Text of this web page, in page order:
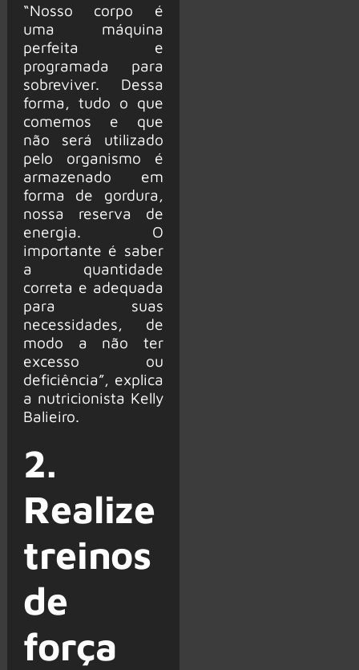
“Nosso corpo é
uma máquina
perfeita e
programada para
sobreviver. Dessa
forma, tudo o que
comemos e que
não será utilizado
pelo organismo é
armazenado em
forma de gordura,
nossa reserva de
energia. O
importante é saber
a quantidade
correta e adequada
para suas
necessidades, de
modo a não ter
excesso ou
deficiência”, explica
a nutricionista Kelly
Balieiro.
2.
Realize
treinos
de
força